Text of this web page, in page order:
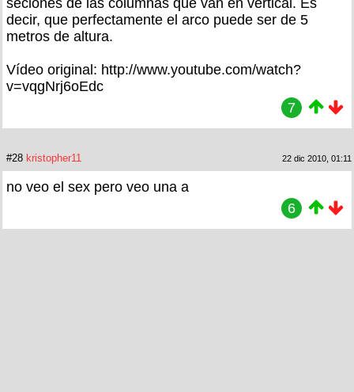
seciones de las columnas que van en vertical. Es
decir, que perfectamente el arco puede ser de 5
metros de altura.
Vídeo original: http://www.youtube.com/watch?
v=vqgNrj6oEdc
7
#28 kristopher11 22 dic 2010, 01:11
no veo el sex pero veo una a
6